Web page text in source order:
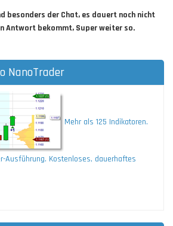
besonders der Chat, es dauert noch nicht
Antwort bekommt, Super weiter so.
NanoTrader
Mehr als 125 Indikatoren.
Ausführung. Kostenloses, dauerhaftes